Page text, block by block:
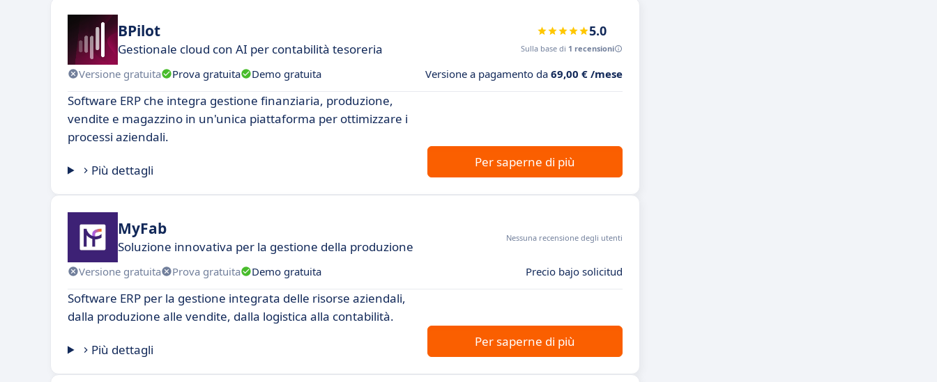
BPilot
Gestionale cloud con AI per contabilità tesoreria
5.0
Sulla base di 1 recensioni
Versione gratuita Prova gratuita Demo gratuita Versione a pagamento da 69,00 € /mese
Software ERP che integra gestione finanziaria, produzione,
vendite e magazzino in un'unica piattaforma per ottimizzare i
processi aziendali.
Più dettagli
Per saperne di più
MyFab
Soluzione innovativa per la gestione della produzione
Nessuna recensione degli utenti
Versione gratuita Prova gratuita Demo gratuita Precio bajo solicitud
Software ERP per la gestione integrata delle risorse aziendali,
dalla produzione alle vendite, dalla logistica alla contabilità.
Più dettagli
Per saperne di più